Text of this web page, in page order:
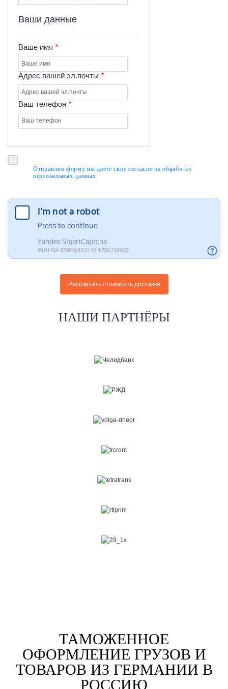
Ваши данные
Ваше имя *
Адрес вашей эл.почты *
Ваш телефон *
Отправляя форму вы даёте своё согласие на обработку
персональных данных
НАШИ ПАРТНЁРЫ
ТАМОЖЕННОЕ
ОФОРМЛЕНИЕ ГРУЗОВ И
ТОВАРОВ ИЗ ГЕРМАНИИ В
РОССИЮ